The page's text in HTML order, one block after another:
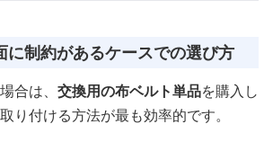
に制約があるケースでの選び方
合は、 交換用の布ベルト単品を購入し
り付ける方法が最も効率的です。